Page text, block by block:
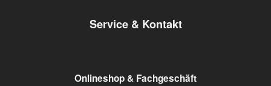
Service & Kontakt
Onlineshop & Fachgeschäft